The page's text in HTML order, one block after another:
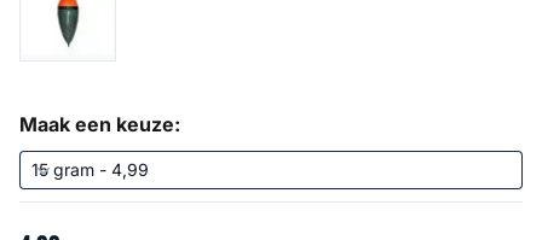
Maak een keuze: